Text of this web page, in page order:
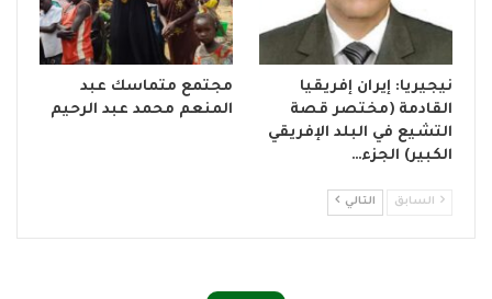
نيجيريا: إيران إفريقيا
القادمة (مختصر قصة
التشيع في البلد الإفريقي
الكبير) الجزء…
مجتمع متماسك عبد
المنعم محمد عبد الرحيم
السابق التالي